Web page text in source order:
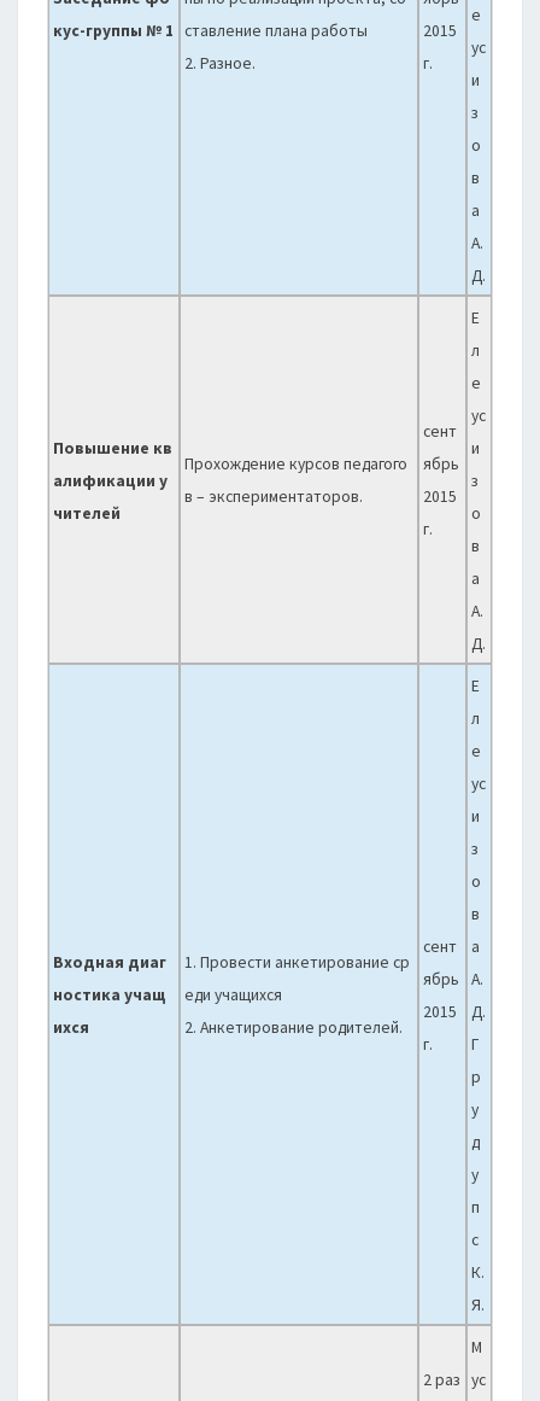
кус-группы № 1 ставление плана работы
2. Разное.
2015
г.
е
ус
и
з
о
в
а
А.
Д.
Повышение кв
алификации у
чителей
Прохождение курсов педагого
в – экспериментаторов.
сент
ябрь
2015
г.
Е
л
е
ус
и
з
о
в
а
А.
Д.
Входная диаг
ностика учащ
ихся
1. Провести анкетирование ср
еди учащихся
2. Анкетирование родителей.
сент
ябрь
2015
г.
Е
л
е
ус
и
з
о
в
а
А.
Д.
Г
р
у
д
у
п
с
К.
Я.
2 раз
М
ус